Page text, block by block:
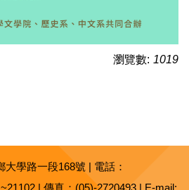
瀏覽數: 1019
學路一段168號 | 電話：
| 傳真：(05)-2720493 | E-mail: